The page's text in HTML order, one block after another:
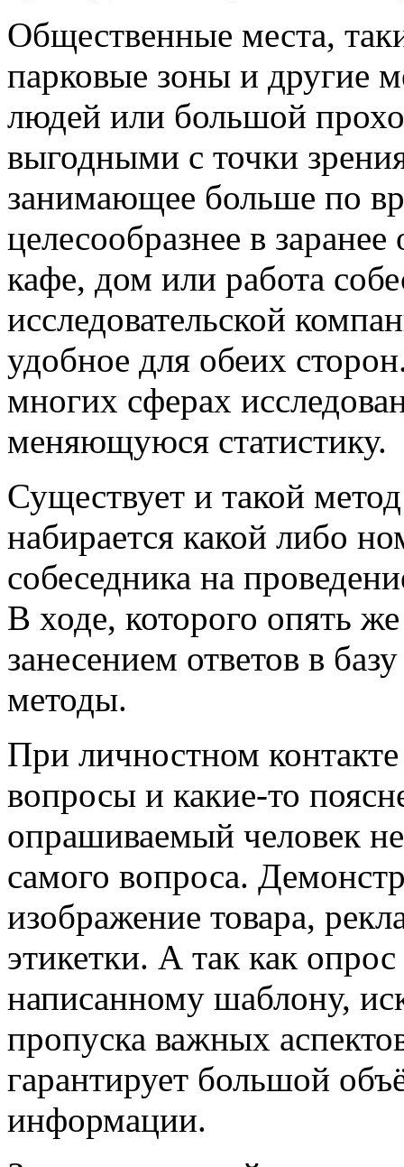
Общественные места,
парковые зоны и другие
людей или большой
выгодными с точки
занимающее больше по
целесообразнее в
кафе, дом или работа
исследовательской
удобное для обеих
многих сферах
меняющуюся статистику.
Существует и такой
набирается какой либо
собеседника на
В ходе, которого опять
занесением ответов в
методы.
При личностном
вопросы и какие-то
опрашиваемый человек
самого вопроса.
изображение товара,
этикетки. А так как
написанному шаблону,
пропуска важных
гарантирует большой
информации.